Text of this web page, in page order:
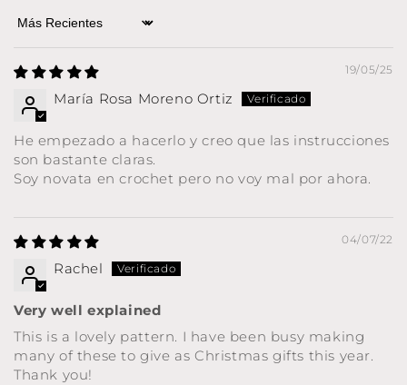
Sort by
19/05/25
María Rosa Moreno Ortiz
He empezado a hacerlo y creo que las instrucciones
son bastante claras.
Soy novata en crochet pero no voy mal por ahora.
04/07/22
Rachel
Very well explained
This is a lovely pattern. I have been busy making
many of these to give as Christmas gifts this year.
Thank you!